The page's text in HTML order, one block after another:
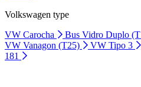
Volkswagen type
VW Carocha
Bus Vidro Duplo
VW Vanagon (T25)
VW Tipo 3
181